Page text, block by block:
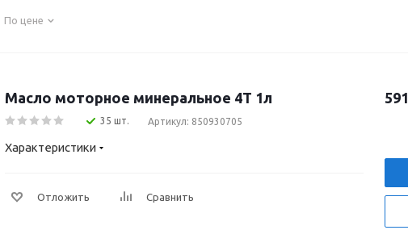
По цене
Масло моторное минеральное 4T 1л
35 шт. Артикул: 850930705
Характеристики
Отложить Сравнить
591